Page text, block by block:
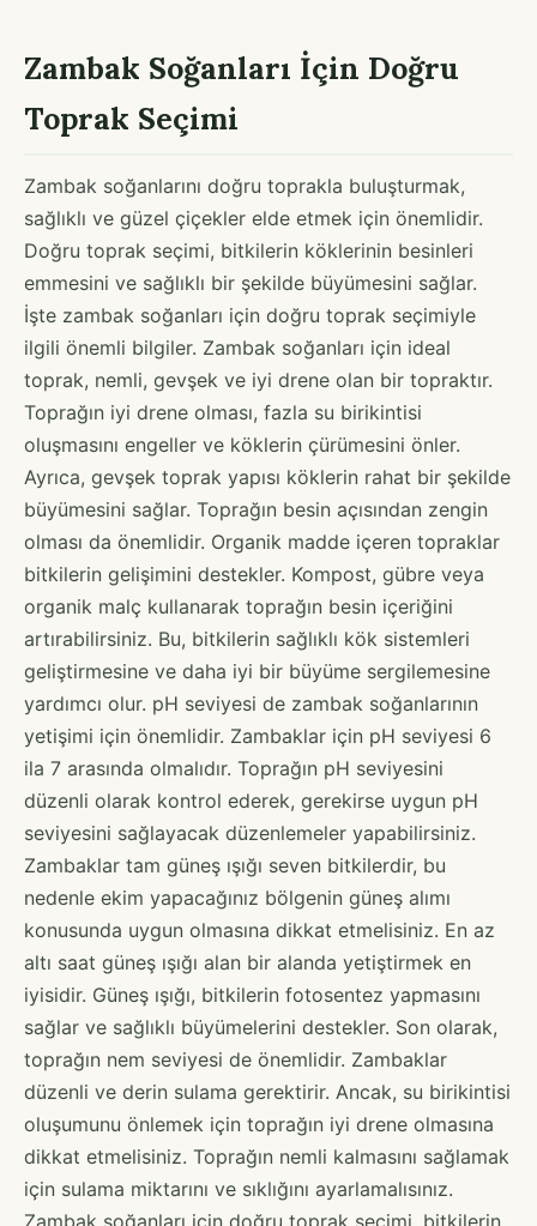
Zambak Soğanları İçin Doğru
Toprak Seçimi
Zambak soğanlarını doğru toprakla buluşturmak,
sağlıklı ve güzel çiçekler elde etmek için önemlidir.
Doğru toprak seçimi, bitkilerin köklerinin besinleri
emmesini ve sağlıklı bir şekilde büyümesini sağlar.
İşte zambak soğanları için doğru toprak seçimiyle
ilgili önemli bilgiler. Zambak soğanları için ideal
toprak, nemli, gevşek ve iyi drene olan bir topraktır.
Toprağın iyi drene olması, fazla su birikintisi
oluşmasını engeller ve köklerin çürümesini önler.
Ayrıca, gevşek toprak yapısı köklerin rahat bir şekilde
büyümesini sağlar. Toprağın besin açısından zengin
olması da önemlidir. Organik madde içeren topraklar
bitkilerin gelişimini destekler. Kompost, gübre veya
organik malç kullanarak toprağın besin içeriğini
artırabilirsiniz. Bu, bitkilerin sağlıklı kök sistemleri
geliştirmesine ve daha iyi bir büyüme sergilemesine
yardımcı olur. pH seviyesi de zambak soğanlarının
yetişimi için önemlidir. Zambaklar için pH seviyesi 6
ila 7 arasında olmalıdır. Toprağın pH seviyesini
düzenli olarak kontrol ederek, gerekirse uygun pH
seviyesini sağlayacak düzenlemeler yapabilirsiniz.
Zambaklar tam güneş ışığı seven bitkilerdir, bu
nedenle ekim yapacağınız bölgenin güneş alımı
konusunda uygun olmasına dikkat etmelisiniz. En az
altı saat güneş ışığı alan bir alanda yetiştirmek en
iyisidir. Güneş ışığı, bitkilerin fotosentez yapmasını
sağlar ve sağlıklı büyümelerini destekler. Son olarak,
toprağın nem seviyesi de önemlidir. Zambaklar
düzenli ve derin sulama gerektirir. Ancak, su birikintisi
oluşumunu önlemek için toprağın iyi drene olmasına
dikkat etmelisiniz. Toprağın nemli kalmasını sağlamak
için sulama miktarını ve sıklığını ayarlamalısınız.
Zambak soğanları için doğru toprak seçimi, bitkilerin